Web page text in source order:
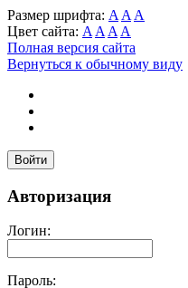
Размер шрифта: A A A
Цвет сайта: A A A A
Полная версия сайта
Вернуться к обычному виду
Войти
Авторизация
Логин:
Пароль: